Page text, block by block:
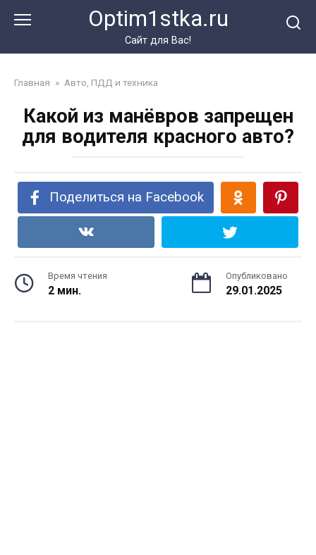
Optim1stka.ru
Сайт для Вас!
Главная » Авто, ПДД и техника
Какой из манёвров запрещен
для водителя красного авто?
Поделиться на Facebook
Время чтения
2 мин.
Опубликовано
29.01.2025